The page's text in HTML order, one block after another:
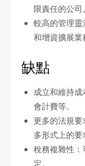
限責任的公司。
較高的管理
和增資擴展業
缺點
成立和維持
會計費等。
更多的法規
多形式上的要
稅務複雜性
定。